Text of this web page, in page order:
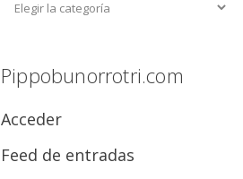
Pippobunorrotri.com
Acceder
Feed de entradas